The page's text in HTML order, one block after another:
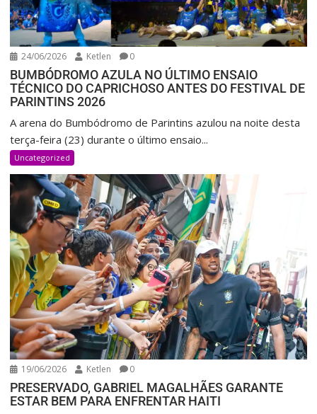
24/06/2026 Ketlen 0
BUMBÓDROMO AZULA NO ÚLTIMO ENSAIO
TÉCNICO DO CAPRICHOSO ANTES DO FESTIVAL DE
PARINTINS 2026
A arena do Bumbódromo de Parintins azulou na noite desta
terça-feira (23) durante o último ensaio...
Uncategorized
19/06/2026 Ketlen 0
PRESERVADO, GABRIEL MAGALHÃES GARANTE
ESTAR BEM PARA ENFRENTAR HAITI